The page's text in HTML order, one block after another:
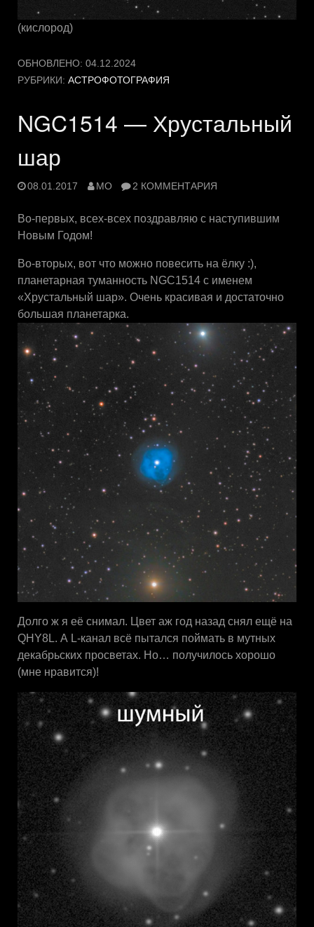
(кислород)
ОБНОВЛЕНО: 04.12.2024
РУБРИКИ: АСТРОФОТОГРАФИЯ
NGC1514 — Хрустальный
шар
08.01.2017 MO 2 КОММЕНТАРИЯ
Во-первых, всех-всех поздравляю с наступившим
Новым Годом!
Во-вторых, вот что можно повесить на ёлку :),
планетарная туманность NGC1514 с именем
«Хрустальный шар». Очень красивая и достаточно
большая планетарка.
Долго ж я её снимал. Цвет аж год назад снял ещё на
QHY8L. А L-канал всё пытался поймать в мутных
декабрьских просветах. Но… получилось хорошо
(мне нравится)!